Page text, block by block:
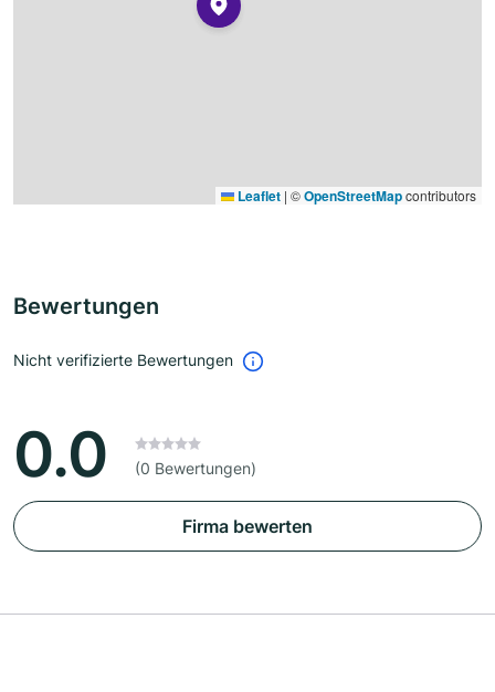
Leaflet | ©OpenStreetMapcontributors
Bewertungen
Nicht verifizierte Bewertungen
0.0 (0 Bewertungen)
Firma bewerten